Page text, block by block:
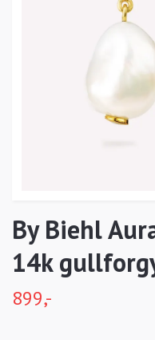
By Biehl
14k
899,-